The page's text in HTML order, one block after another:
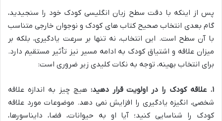
پس از اینکه با دقت سطح زبان انگلیسی کودک خود را سنجیدید،
گام بعدی انتخاب صحیح کتاب های کودک و نوجوان خارجی متناسب
با آن سطح است. این انتخاب، نه تنها بر سرعت یادگیری، بلکه بر
میزان علاقه و اشتیاق کودک به ادامه مسیر نیز تأثیر مستقیم دارد.
برای انتخاب بهینه، توجه به نکات کلیدی زیر ضروری است:
۱. علاقه کودک را در اولویت قرار دهید:
هیچ چیز به اندازه علاقه
شخصی، انگیزه یادگیری را افزایش نمی دهد. موضوعات مورد علاقه
کودک را شناسایی کنید؛ آیا او به حیوانات، فضا، دایناسورها،